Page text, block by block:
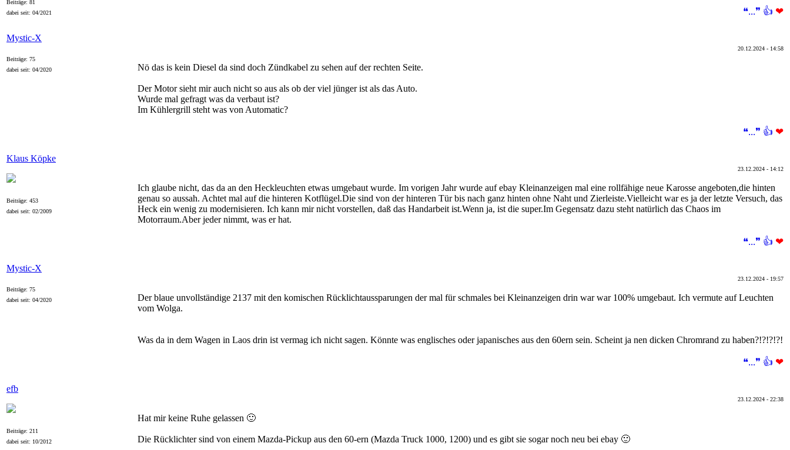
Beiträge: 81
dabei seit: 04/2021
❝...❞ 👍 ❤
Mystic-X
Beiträge: 75
dabei seit: 04/2020
20.12.2024 - 14:58
Nö das is kein Diesel da sind doch Zündkabel zu sehen auf der rechten Seite.
Der Motor sieht mir auch nicht so aus als ob der viel jünger ist als das Auto.
Wurde mal gefragt was da verbaut ist?
Im Kühlergrill steht was von Automatic?
❝...❞ 👍 ❤
Klaus Köpke
Beiträge: 453
dabei seit: 02/2009
23.12.2024 - 14:12
Ich glaube nicht, das da an den Heckleuchten etwas umgebaut wurde. Im vorigen Jahr wurde auf ebay Kleinanzeigen mal eine rollfähige neue Karosse angeboten,die hinten
genau so aussah. Achtet mal auf die hinteren Kotflügel.Die sind von der hinteren Tür bis nach ganz hinten ohne Naht und Zierleiste.Vielleicht war es ja der letzte Versuch, das
Heck ein wenig zu modernisieren. Ich kann mir nicht vorstellen, daß das Handarbeit ist.Wenn ja, ist die super.Im Gegensatz dazu steht natürlich das Chaos im
Motorraum.Aber jeder nimmt, was er hat.
❝...❞ 👍 ❤
Mystic-X
Beiträge: 75
dabei seit: 04/2020
23.12.2024 - 19:57
Der blaue unvollständige 2137 mit den komischen Rücklichtaussparungen der mal für schmales bei Kleinanzeigen drin war war 100% umgebaut. Ich vermute auf Leuchten
vom Wolga.
Was da in dem Wagen in Laos drin ist vermag ich nicht sagen. Könnte was englisches oder japanisches aus den 60ern sein. Scheint ja nen dicken Chromrand zu haben?!?!?!?!
❝...❞ 👍 ❤
efb
Beiträge: 211
dabei seit: 10/2012
23.12.2024 - 22:38
Hat mir keine Ruhe gelassen 🙂
Die Rücklichter sind von einem Mazda-Pickup aus den 60-ern (Mazda Truck 1000, 1200) und es gibt sie sogar noch neu bei ebay 🙂